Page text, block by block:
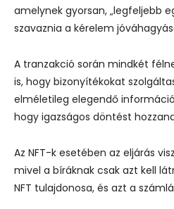
amelynek gyorsan, „legfeljebb
szavaznia a kérelem
A tranzakció során mindkét
is, hogy bizonyítékokat
elméletileg elegendő
hogy igazságos döntést
Az NFT-k esetében az eljárás
mivel a bíráknak csak azt kell
NFT tulajdonosa, és azt a